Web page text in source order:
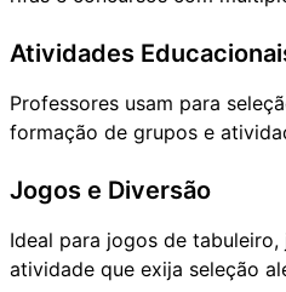
Atividades
Professores usam para
formação de grupos e
Jogos e Diversão
Ideal para jogos de
atividade que exija seleção